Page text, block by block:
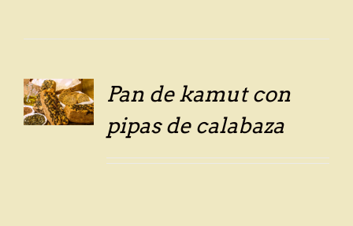
Pan de kamut con
pipas de calabaza